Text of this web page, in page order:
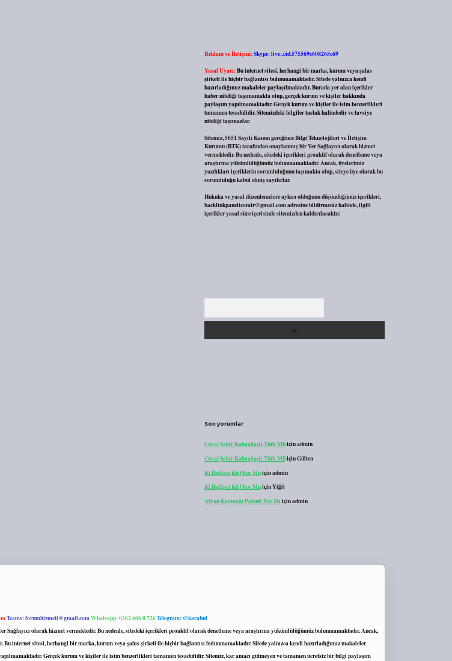
Reklam ve İletişim:Skype: live:.cid.575569c608265c69
Yasal Uyarı:Bu internet sitesi, herhangi bir marka, kurum veya şahıs
şirketi ile hiçbir bağlantısı bulunmamaktadır. Sitede yalnızca kendi
hazırladığımız makaleler paylaşılmaktadır. Burada yer alan içerikler
haber niteliği taşımamakta olup, gerçek kurum ve kişiler hakkında
paylaşım yapılmamaktadır. Gerçek kurum ve kişiler ile isim benzerlikleri
tamamen tesadüfidir. Sitemizdeki bilgiler taslak halindedir ve tavsiye
niteliği taşımazlar.
Sitemiz, 5651 Sayılı Kanun gereğince Bilgi Teknolojileri ve İletişim
Kurumu (BTK) tarafından onaylanmış bir Yer Sağlayıcı olarak hizmet
vermektedir. Bu nedenle, sitedeki içerikleri proaktif olarak denetleme veya
araştırma yükümlülüğümüz bulunmamaktadır. Ancak, üyelerimiz
yazdıkları içeriklerin sorumluluğunu taşımakta olup, siteye üye olarak bu
sorumluluğu kabul etmiş sayılırlar.
Hukuka ve yasal düzenlemelere aykırı olduğunu düşündüğünüz içerikleri,
backlinkpanelicomtr@gmail.comadresine bildirmeniz halinde, ilgili
içerikler yasal süre içerisinde sitemizden kaldırılacaktır.
Son yorumlar
Cevat Şakir Kabaağaçlı Türk Müiçinadmin
Cevat Şakir Kabaağaçlı Türk MüiçinGülten
Ki Bağlacı Kü Olur Muiçinadmin
Ki Bağlacı Kü Olur MuiçinYiğit
Afyon Kaymağı Patenti Var Mı içinadmin
Teams:forumhizmeti@gmail.comWhatsapp: 0262 606 0 726Telegram: @karabul
olarak hizmet vermektedir. Bu nedenle, sitedeki içerikleri proaktif olarak denetleme veya araştırma yükümlülüğümüz bulunmamaktadır. Ancak,
sitesi, herhangi bir marka, kurum veya şahıs şirketi ile hiçbir bağlantısı bulunmamaktadır. Sitede yalnızca kendi hazırladığımız makaleler
Gerçek kurum ve kişiler ile isim benzerlikleri tamamen tesadüfidir. Sitemiz, kar amacı gütmeyen ve tamamen ücretsiz bir bilgi paylaşım